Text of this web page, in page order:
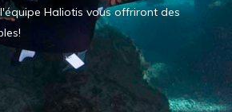
Haliotis vous offriront des